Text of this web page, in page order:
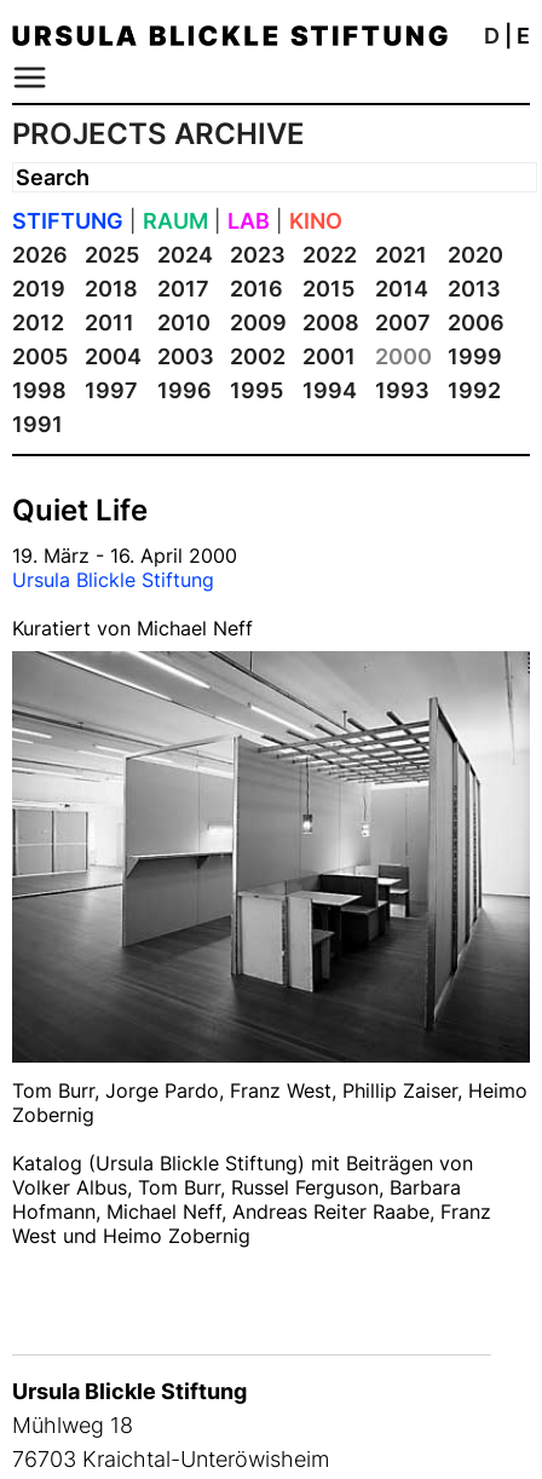
D E
PROJECTS ARCHIVE
STIFTUNG RAUM LAB
KINO
2026
2025 2024 2023 2022 2021
2020
2019
2018 2017 2016 2015 2014
2013
2012
2011 2010 2009 2008 2007
2006
2005
2004 2003 2002 2001 2000
1999
1998
1997 1996 1995 1994 1993
1992
1991
Quiet Life
19. März - 16. April 2000
Ursula Blickle Stiftung
Kuratiert von Michael Neff
Tom Burr, Jorge Pardo, Franz West, Phillip Zaiser, Heimo
Zobernig
Katalog (Ursula Blickle Stiftung) mit Beiträgen von
Volker Albus, Tom Burr, Russel Ferguson, Barbara
Hofmann, Michael Neff, Andreas Reiter Raabe, Franz
West und Heimo Zobernig
Ursula Blickle Stiftung
Mühlweg 18
76703 Kraichtal-Unteröwisheim